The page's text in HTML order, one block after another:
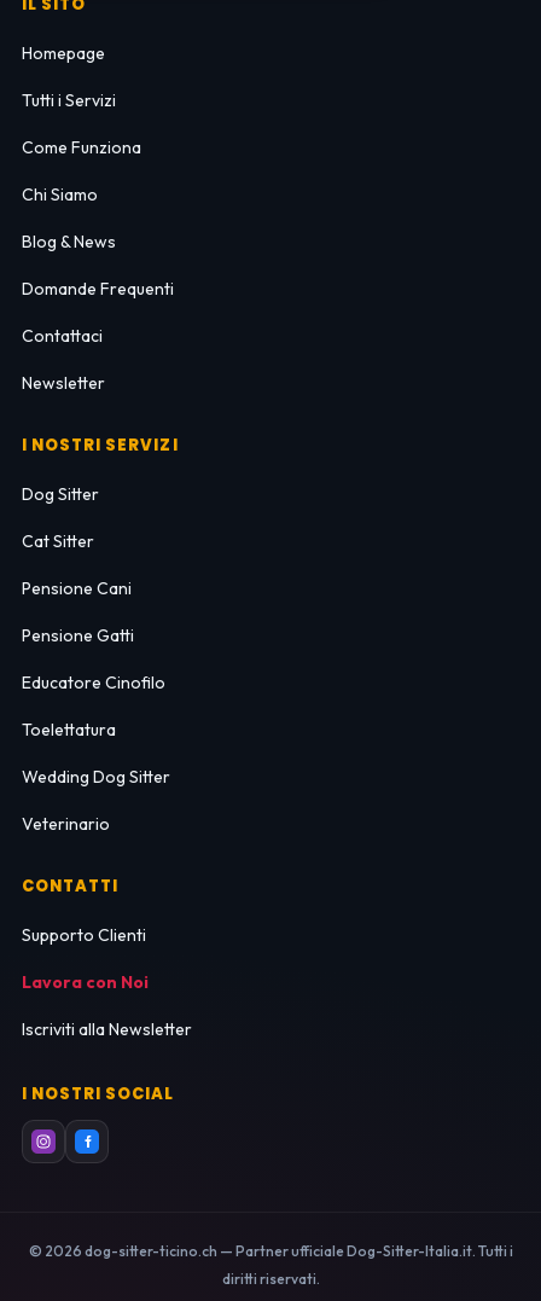
Homepage
Tutti i Servizi
Come Funziona
Chi Siamo
Blog & News
Domande Frequenti
Contattaci
Newsletter
I NOSTRI SERVIZI
Dog Sitter
Cat Sitter
Pensione Cani
Pensione Gatti
Educatore Cinofilo
Toelettatura
Wedding Dog Sitter
Veterinario
CONTATTI
Supporto Clienti
Lavora con Noi
Iscriviti alla Newsletter
I NOSTRI SOCIAL
© 2026 dog-sitter-ticino.ch — Partner ufficiale Dog-Sitter-Italia.it. Tutti i
diritti riservati.